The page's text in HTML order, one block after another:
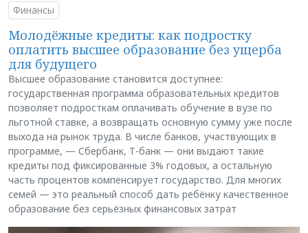
Финансы
Молодёжные кредиты: как подростку
оплатить высшее образование без ущерба
для будущего
Высшее образование становится доступнее:
государственная программа образовательных кредитов
позволяет подросткам оплачивать обучение в вузе по
льготной ставке, а возвращать основную сумму уже после
выхода на рынок труда. В числе банков, участвующих в
программе, — Сбербанк, Т-банк — они выдают такие
кредиты под фиксированные 3% годовых, а остальную
часть процентов компенсирует государство. Для многих
семей — это реальный способ дать ребёнку качественное
образование без серьёзных финансовых затрат